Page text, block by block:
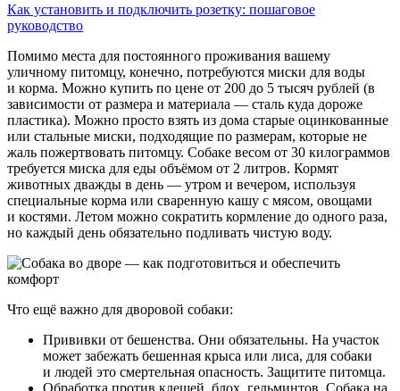
Как установить и подключить розетку: пошаговое
руководство
Помимо места для постоянного проживания вашему
уличному питомцу, конечно, потребуются миски для воды
и корма. Можно купить по цене от 200 до 5 тысяч рублей (в
зависимости от размера и материала — сталь куда дороже
пластика). Можно просто взять из дома старые оцинкованные
или стальные миски, подходящие по размерам, которые не
жаль пожертвовать питомцу. Собаке весом от 30 килограммов
требуется миска для еды объёмом от 2 литров. Кормят
животных дважды в день — утром и вечером, используя
специальные корма или сваренную кашу с мясом, овощами
и костями. Летом можно сократить кормление до одного раза,
но каждый день обязательно подливать чистую воду.
Что ещё важно для дворовой собаки:
Прививки от бешенства. Они обязательны. На участок
может забежать бешенная крыса или лиса, для собаки
и людей это смертельная опасность. Защитите питомца.
Обработка против клещей, блох, гельминтов. Собака на